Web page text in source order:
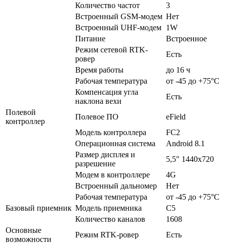
Количество частот
3
Встроенный GSM-модем Нет
Встроенный UHF-модем 1W
Питание
Встроенное
Режим сетевой RTK-
ровер
Есть
Время работы
до 16 ч
Рабочая температура
от -45 до +75°C
Компенсация угла
наклона вехи
Есть
Полевой
контроллер
Полевое ПО
eField
Модель контроллера
FC2
Операционная система
Android 8.1
Размер дисплея и
разрешение
5,5" 1440x720
Модем в контроллере
4G
Встроенный дальномер
Нет
Рабочая температура
от -45 до +75°C
Базовый приемник Модель приемника
С5
Количество каналов
1608
Основные
возможности
Режим RTK-ровер
Есть